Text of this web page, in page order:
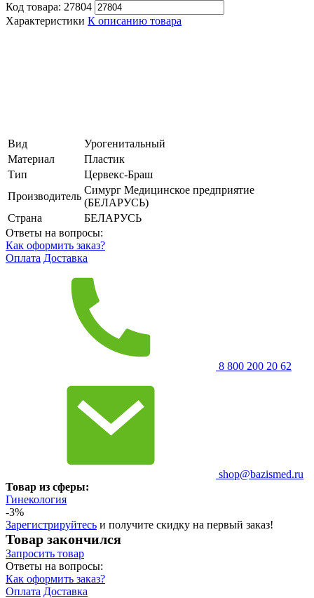
Код товара: 27804
Характеристики К описанию товара
Вид
Урогенитальный
Материал
Пластик
Тип
Цервекс-Браш
Производитель
Симург Медицинское предприятие
(БЕЛАРУСЬ)
Страна
БЕЛАРУСЬ
Ответы на вопросы:
Как оформить заказ?
Оплата Доставка
8 800 200 20 62
shop@bazismed.ru
Товар из сферы:
Гинекология
-3%
Зарегистрируйтесь и получите скидку на первый заказ!
Товар закончился
Запросить товар
Ответы на вопросы:
Как оформить заказ?
Оплата Доставка